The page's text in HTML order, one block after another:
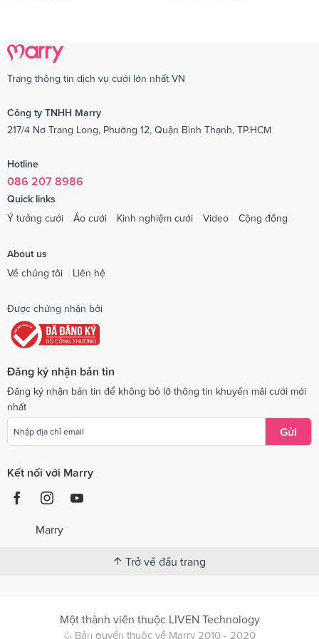
Trang thông tin dịch vụ cưới lớn nhất VN
Công ty TNHH Marry
217/4 Nơ Trang Long, Phường 12, Quận Bình Thạnh, TP.HCM
Hotline
086 207 8986
Quick links
Ý tưởng cưới
Áo cưới Kinh nghiệm cưới Video Cộng đồng
About us
Về chúng tôi
Liên hệ
Được chứng nhận bởi
Đăng ký nhận bản tin
Đăng ký nhận bản tin để không bỏ lỡ thông tin khuyến mãi cưới mới
nhất
Gửi
Kết nối với Marry
Marry
Trở về đầu trang
Một thành viên thuộc LIVEN Technology
© Bản quyền thuộc về Marry 2010 - 2020